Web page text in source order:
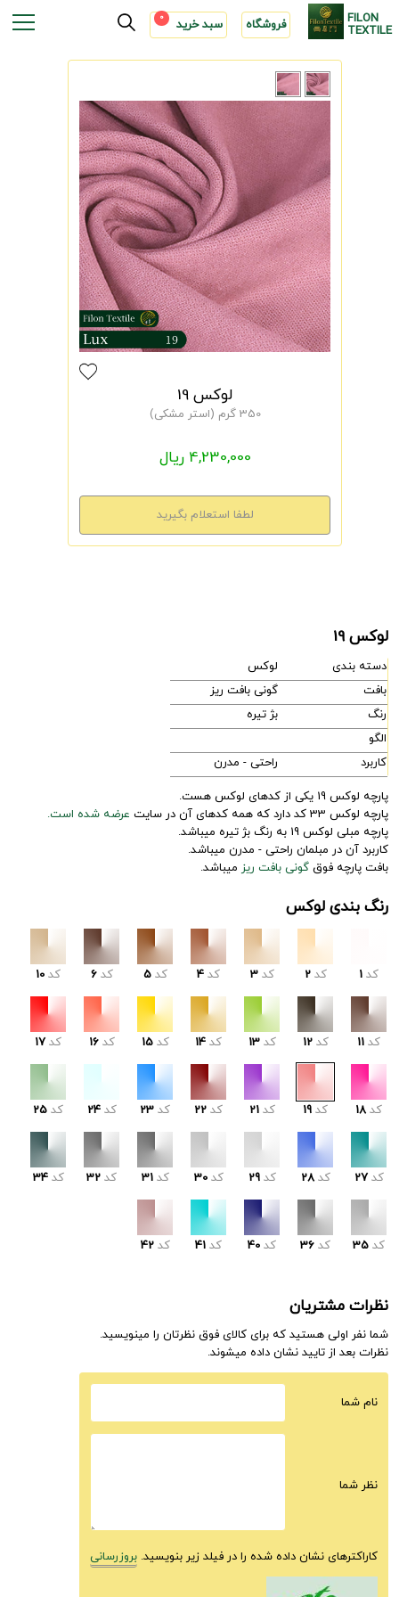
FILON
TEXTILE فروشگاه سبد خرید 0
لوکس 19
350 گرم (استر مشکی)
4,230,000 ریال
لوکس 19
دسته بندی
لوکس
بافت
گونی بافت ریز
رنگ
بژ تیره
الگو
کاربرد
راحتی - مدرن
پارچه لوکس 19 یکی از کدهای لوکس هست.
پارچه لوکس 33 کد دارد که همه کدهای آن در سایت
عرضه شده است.
پارچه مبلی لوکس 19 به رنگ بژ تیره میباشد.
کاربرد آن در مبلمان راحتی - مدرن میباشد.
بافت پارچه فوق گونی بافت ریز میباشد.
رنگ بندی لوکس
کد 1 کد 2 کد 3 کد 4 کد 5 کد 6 کد 10
کد 11 کد 12 کد 13 کد 14 کد 15 کد 16 کد 17
کد 18 کد 19 کد 21 کد 22 کد 23 کد 24 کد 25
کد 27 کد 28 کد 29 کد 30 کد 31 کد 32 کد 34
کد 35 کد 36 کد 40 کد 41 کد 42
نظرات مشتریان
شما نفر اولی هستید که برای کالای فوق نظرتان را مینویسید.
نظرات بعد از تایید نشان داده میشوند.
نام شما
نظر شما
کاراکترهای نشان داده شده را در فیلد زیر بنویسید. بروزرسانی